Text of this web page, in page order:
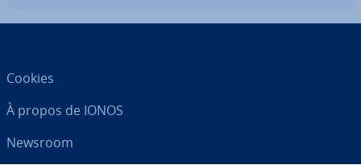
Cookies
À propos de IONOS
Newsroom